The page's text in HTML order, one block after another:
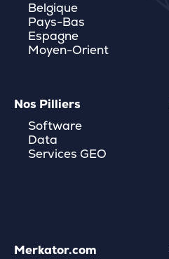
Belgique
Pays-Bas
Espagne
Moyen-Orient
Nos Pilliers
Software
Data
Services GEO
Merkator.com